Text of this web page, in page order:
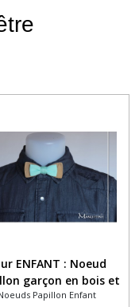
ENFANT : Noeud
garçon en bois et
uni mint vert eau
Papillon Enfant